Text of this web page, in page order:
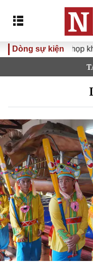
Dòng sự kiệnKỳ họp không